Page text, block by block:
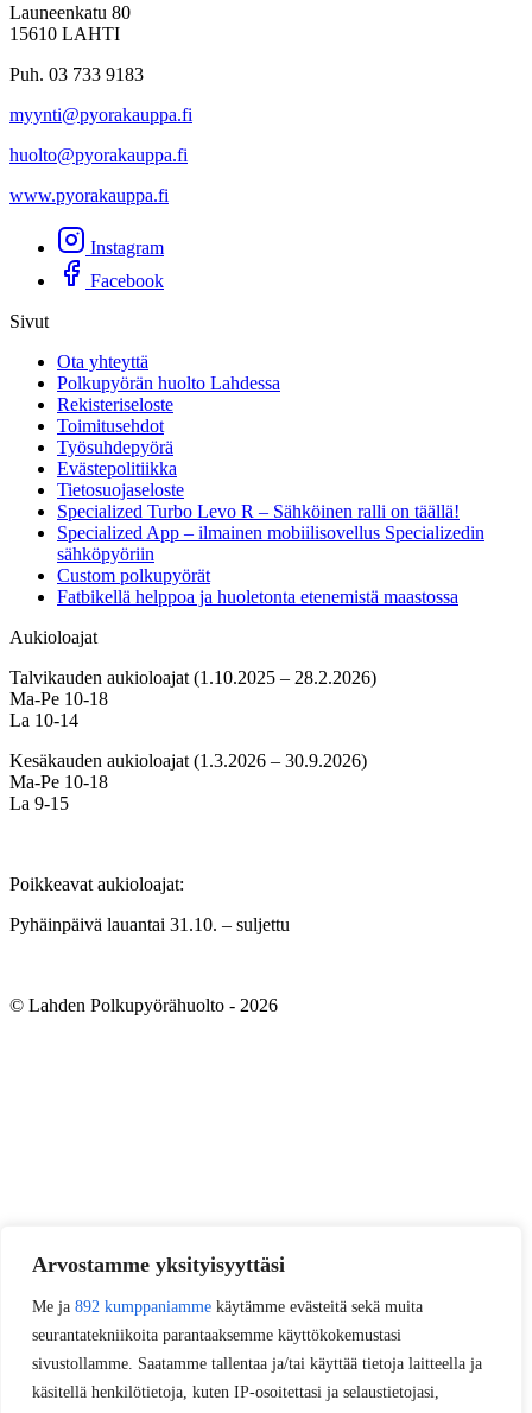
Arvostamme yksityisyyttäsi
Me ja 892 kumppaniamme käytämme evästeitä sekä muita
seurantatekniikoita parantaaksemme käyttökokemustasi
sivustollamme. Saatamme tallentaa ja/tai käyttää tietoja laitteella ja
käsitellä henkilötietoja, kuten IP-osoitettasi ja selaustietojasi,
Launeenkatu 80
15610 LAHTI
Puh. 03 733 9183
myynti@pyorakauppa.fi
huolto@pyorakauppa.fi
www.pyorakauppa.fi
Instagram
Facebook
Sivut
Ota yhteyttä
Polkupyörän huolto Lahdessa
Rekisteriseloste
Toimitusehdot
Työsuhdepyörä
Evästepolitiikka
Tietosuojaseloste
Specialized Turbo Levo R – Sähköinen ralli on täällä!
Specialized App – ilmainen mobiilisovellus Specializedin
sähköpyöriin
Custom polkupyörät
Fatbikellä helppoa ja huoletonta etenemistä maastossa
Aukioloajat
Talvikauden aukioloajat (1.10.2025 – 28.2.2026)
Ma-Pe 10-18
La 10-14
Kesäkauden aukioloajat (1.3.2026 – 30.9.2026)
Ma-Pe 10-18
La 9-15
Poikkeavat aukioloajat:
Pyhäinpäivä lauantai 31.10. – suljettu
© Lahden Polkupyörähuolto - 2026